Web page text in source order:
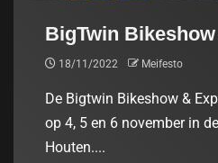
BigTwin
18/11/2022 Meifesto
De Bigtwin Bikeshow &
op 4, 5 en 6 november in
Houten....